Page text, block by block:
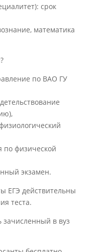
срок
математика
по ВАО ГУ
по физической
экзамен.
ЕГЭ действительны
теста.
зачисленный в вуз